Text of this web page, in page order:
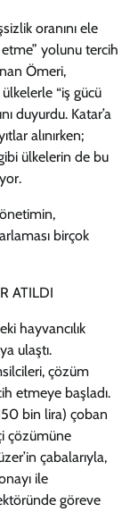
oranını ele
etme” yolunu tercih
Ömeri,
“iş gücü
duyurdu. Katar’a
alınırken;
ülkelerin de bu
birçok
ATILDI
hayvancılık
ulaştı.
çözüm
etmeye başladı.
bin lira) çoban
çözümüne
çabalarıyla,
ile
göreve